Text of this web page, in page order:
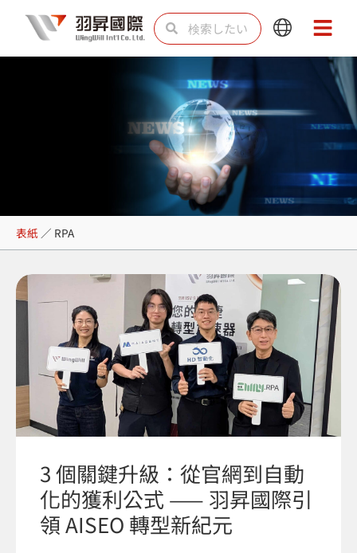
を
検
索 索
Main
Menu
Main
Menu
RPA
表紙 ／ RPA
3 個關鍵升級：從官網到自動
化的獲利公式 —— 羽昇國際引
領 AISEO 轉型新紀元